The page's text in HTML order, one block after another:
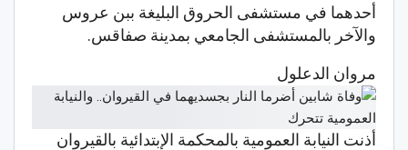
أحدهما في مستشفى الحروق البليغة ببن عروس
والآخر بالمستشفى الجامعي بمدينة صفاقس.
مروان الدعلول
أذنت النيابة العمومية بالمحكمة الإبتدائية بالقيروان